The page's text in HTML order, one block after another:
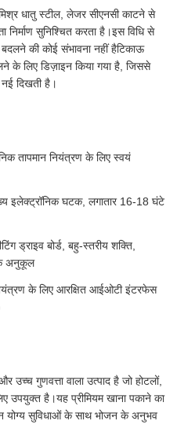
धातु स्टील, लेजर सीएनसी काटने से
निर्माण सुनिश्चित करता है।इस विधि से
की कोई संभावना नहीं हैटिकाऊ
के लिए डिज़ाइन किया गया है, जिससे
दिखती है।
तापमान नियंत्रण के लिए स्वयं
इलेक्ट्रॉनिक घटक, लगातार 16-18 घंटे
ड्राइव बोर्ड, बहु-स्तरीय शक्ति,
के अनुकूल
नियंत्रण के लिए आरक्षित आईओटी इंटरफेस
उच्च गुणवत्ता वाला उत्पाद है जो होटलों,
उपयुक्त है।यह प्रीमियम खाना पकाने का
योग्य सुविधाओं के साथ भोजन के अनुभव